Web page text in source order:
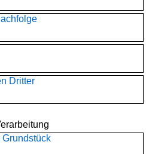
Dritter